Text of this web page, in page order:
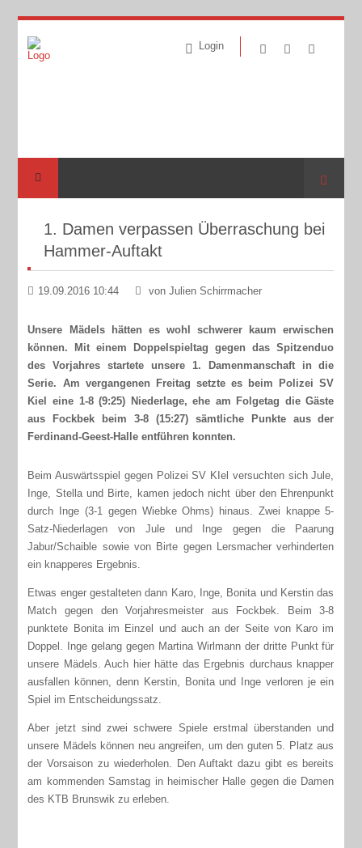
Login
Suche
1. Damen verpassen Überraschung bei
Hammer-Auftakt
19.09.2016 10:44 von Julien Schirrmacher
Unsere Mädels hätten es wohl schwerer kaum erwischen
können. Mit einem Doppelspieltag gegen das Spitzenduo
des Vorjahres startete unsere 1. Damenmanschaft in die
Serie. Am vergangenen Freitag setzte es beim Polizei SV
Kiel eine 1-8 (9:25) Niederlage, ehe am Folgetag die Gäste
aus Fockbek beim 3-8 (15:27) sämtliche Punkte aus der
Ferdinand-Geest-Halle entführen konnten.
Beim Auswärtsspiel gegen Polizei SV KIel versuchten sich Jule,
Inge, Stella und Birte, kamen jedoch nicht über den Ehrenpunkt
durch Inge (3-1 gegen Wiebke Ohms) hinaus. Zwei knappe 5-
Satz-Niederlagen von Jule und Inge gegen die Paarung
Jabur/Schaible sowie von Birte gegen Lersmacher verhinderten
ein knapperes Ergebnis.
Etwas enger gestalteten dann Karo, Inge, Bonita und Kerstin das
Match gegen den Vorjahresmeister aus Fockbek. Beim 3-8
punktete Bonita im Einzel und auch an der Seite von Karo im
Doppel. Inge gelang gegen Martina Wirlmann der dritte Punkt für
unsere Mädels. Auch hier hätte das Ergebnis durchaus knapper
ausfallen können, denn Kerstin, Bonita und Inge verloren je ein
Spiel im Entscheidungssatz.
Aber jetzt sind zwei schwere Spiele erstmal überstanden und
unsere Mädels können neu angreifen, um den guten 5. Platz aus
der Vorsaison zu wiederholen. Den Auftakt dazu gibt es bereits
am kommenden Samstag in heimischer Halle gegen die Damen
des KTB Brunswik zu erleben.